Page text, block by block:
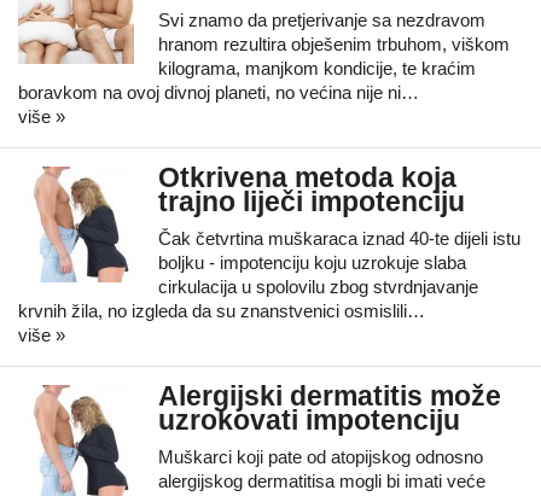
Svi znamo da pretjerivanje sa nezdravom
hranom rezultira obješenim trbuhom, viškom
kilograma, manjkom kondicije, te kraćim
boravkom na ovoj divnoj planeti, no većina nije ni…
više »
Otkrivena metoda koja
trajno liječi impotenciju
Čak četvrtina muškaraca iznad 40-te dijeli istu
boljku - impotenciju koju uzrokuje slaba
cirkulacija u spolovilu zbog stvrdnjavanje
krvnih žila, no izgleda da su znanstvenici osmislili…
više »
Alergijski dermatitis može
uzrokovati impotenciju
Muškarci koji pate od atopijskog odnosno
alergijskog dermatitisa mogli bi imati veće